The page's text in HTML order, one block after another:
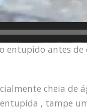
entupido antes de
cheia de
, tampe